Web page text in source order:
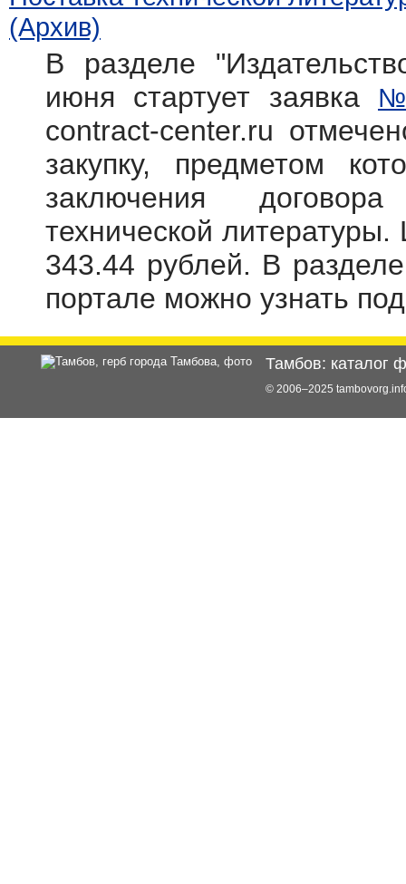
(Архив)
В разделе
июня стартует заявка
contract-center.ru
закупку, предметом
заключения
технической
343.44 рублей. В
портале можно узнать
Тамбов: каталог
© 2006–2025